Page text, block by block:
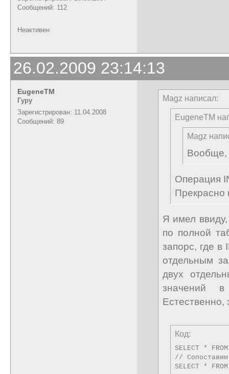
Сообщений: 112
Неактивен
26.02.2009 23:14:13
EugeneTM
Гуру
Зарегистрирован: 11.04.2008
Сообщений: 89
Magz написал:
EugeneTM
Magz
Вообще,
Операция
Прекрасно
Я имел ввиду,
по полной
запорс, где в
отдельным
двух
значений
Код:
SELECT *
//
SELECT *